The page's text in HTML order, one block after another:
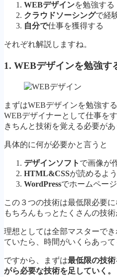
WEBデザインを勉強する
クラウドソーシングで経
自分で仕事を獲得する
それぞれ解説しますね。
1. WEBデザインを勉強す
まずはWEBデザインを勉強す
WEBデザイナーとして仕事をす
きちんと技術を覚える必要があ
具体的に何が必要かと言うと
デザインソフト で画像が
HTML&CSSが読めるよ
WordPressでホームペー
この３つの技術は最低限必要に
もちろんもっとたくさんの技術
理想としては全部マスターで
ていたら、時間がいくらあって
ですから、まずは最低限の技
がら必要な技術を足していく。